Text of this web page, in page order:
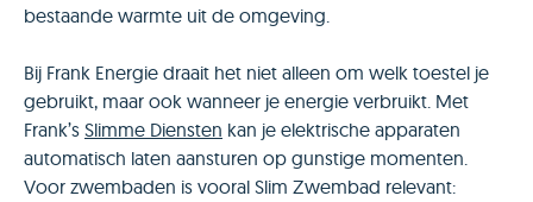
bestaande warmte uit de omgeving.
Bij Frank Energie draait het niet alleen om welk toestel je
gebruikt, maar ook wanneer je energie verbruikt. Met
Frank’s Slimme Diensten kan je elektrische apparaten
automatisch laten aansturen op gunstige momenten.
Voor zwembaden is vooral Slim Zwembad relevant: